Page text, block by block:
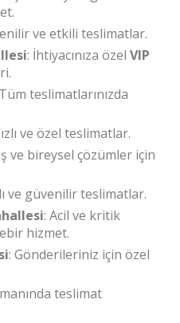
ve etkili teslimatlar.
: İhtiyacınıza özel VIP
teslimatlarınızda
ve özel teslimatlar.
ve bireysel çözümler için
ve güvenilir teslimatlar.
: Acil ve kritik
hizmet.
: Gönderileriniz için özel
teslimat